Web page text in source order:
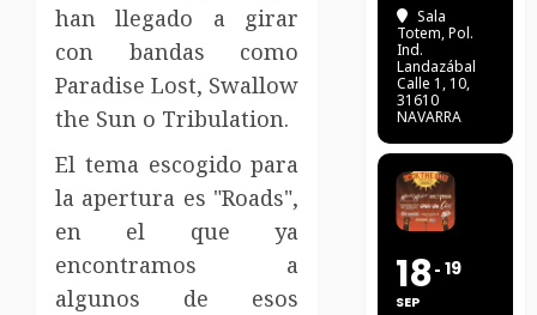
han llegado a girar
con bandas como
Paradise Lost, Swallow
the Sun o Tribulation.
El tema escogido para
la apertura es "Roads",
en el que ya
encontramos a
algunos de esos
Sala
Totem, Pol.
Ind.
Landazábal
Calle 1, 10,
31610
NAVARRA
18
SEP
19